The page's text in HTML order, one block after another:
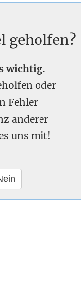
geholfen?
wichtig.
oder
Fehler
anderer
uns mit!